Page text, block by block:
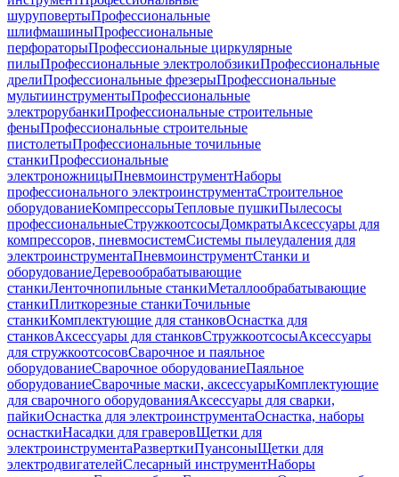
шуруповертыПрофессиональные
шлифмашиныПрофессиональные
перфораторыПрофессиональные циркулярные
пилыПрофессиональные электролобзикиПрофессиональные
дрелиПрофессиональные фрезерыПрофессиональные
мультиинструментыПрофессиональные
электрорубанкиПрофессиональные строительные
феныПрофессиональные строительные
пистолетыПрофессиональные точильные
станкиПрофессиональные
электроножницыПневмоинструментНаборы
профессионального электроинструментаСтроительное
оборудованиеКомпрессорыТепловые пушкиПылесосы
профессиональныеСтружкоотсосыДомкратыАксессуары для
компрессоров, пневмосистемСистемы пылеудаления для
электроинструментаПневмоинструментСтанки и
оборудованиеДеревообрабатывающие
станкиЛенточнопильные станкиМеталлообрабатывающие
станкиПлиткорезные станкиТочильные
станкиКомплектующие для станковОснастка для
станковАксессуары для станковСтружкоотсосыАксессуары
для стружкоотсосовСварочное и паяльное
оборудованиеСварочное оборудованиеПаяльное
оборудованиеСварочные маски, аксессуарыКомплектующие
для сварочного оборудованияАксессуары для сварки,
пайкиОснастка для электроинструментаОснастка, наборы
оснасткиНасадки для граверовЩетки для
электроинструментаРазверткиПуансоныЩетки для
электродвигателейСлесарный инструментНаборы